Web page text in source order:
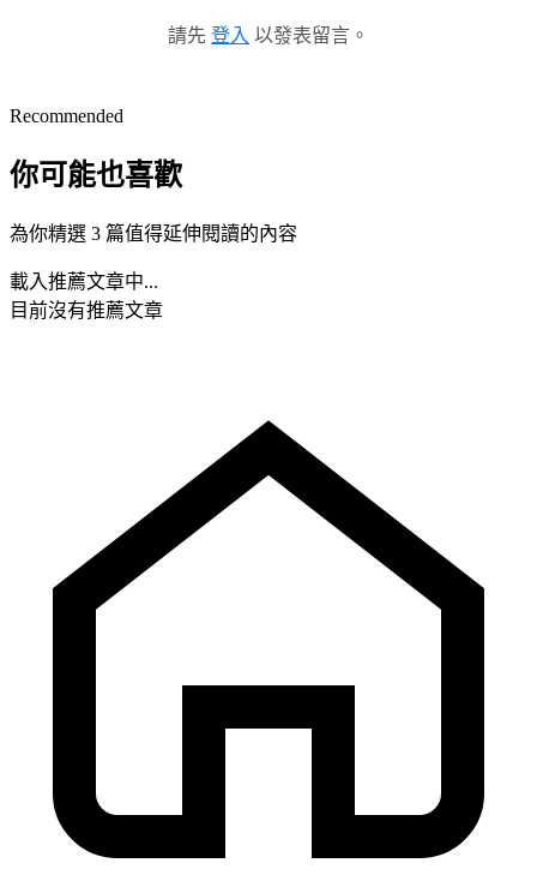
請先 登入 以發表留言。
Recommended
你可能也喜歡
為你精選 3 篇值得延伸閱讀的內容
載入推薦文章中...
目前沒有推薦文章